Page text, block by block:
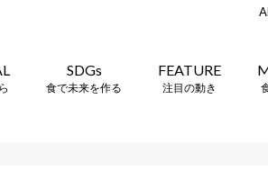
SDGs
食で未来を作る
FEATURE
注目の動き